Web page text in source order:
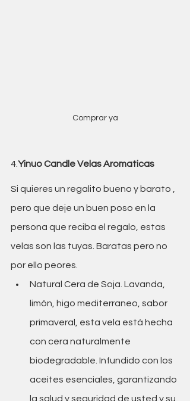
Comprar ya
4.Yinuo Candle Velas Aromaticas
Si quieres un regalito bueno y barato ,
pero que deje un buen poso en la
persona que reciba el regalo, estas
velas son las tuyas. Baratas pero no
por ello peores.
Natural Cera de Soja. Lavanda,
limón, higo mediterraneo, sabor
primaveral, esta vela está hecha
con cera naturalmente
biodegradable. Infundido con los
aceites esenciales, garantizando
la salud y seguridad de usted y su